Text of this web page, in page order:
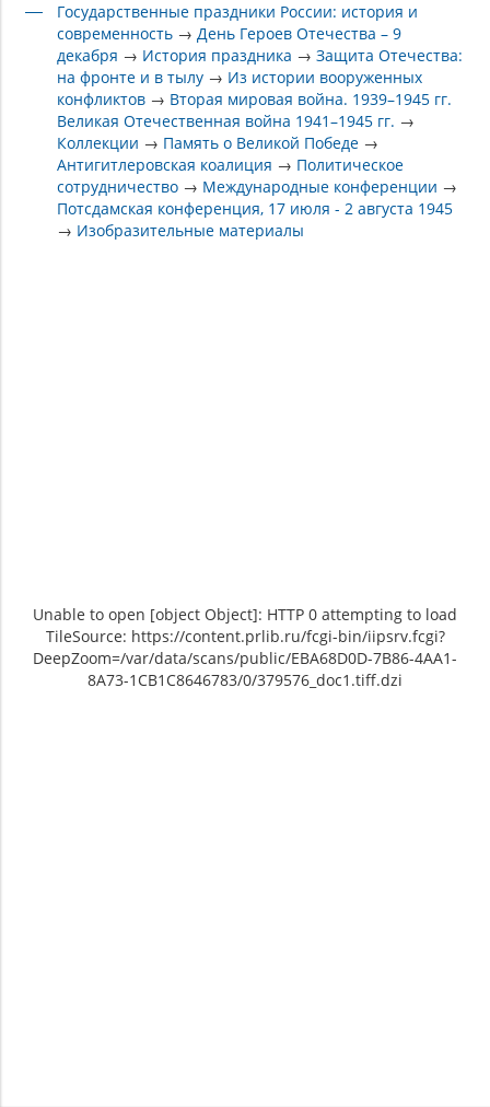
Государственные праздники России: история и
современность →День Героев Отечества – 9
декабря → История праздника →Защита Отечества:
на фронте и в тылу → Из истории вооруженных
конфликтов → Вторая мировая война. 1939–1945 гг.
Великая Отечественная война 1941–1945 гг. →
Коллекции → Память о Великой Победе →
Антигитлеровская коалиция → Политическое
сотрудничество → Международные конференции →
Потсдамская конференция, 17 июля - 2 августа 1945
→ Изобразительные материалы
Unable to open [object Object]: HTTP 0 attempting to load
TileSource: https://content.prlib.ru/fcgi-bin/iipsrv.fcgi?
DeepZoom=/var/data/scans/public/EBA68D0D-7B86-4AA1-
8A73-1CB1C8646783/0/379576_doc1.tiff.dzi